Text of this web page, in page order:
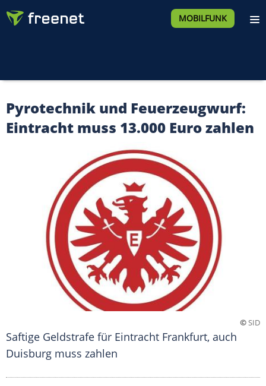
MOBILFUNK
Pyrotechnik und Feuerzeugwurf:
Eintracht muss 13.000 Euro zahlen
©SID
Saftige Geldstrafe für Eintracht Frankfurt, auch
Duisburg muss zahlen